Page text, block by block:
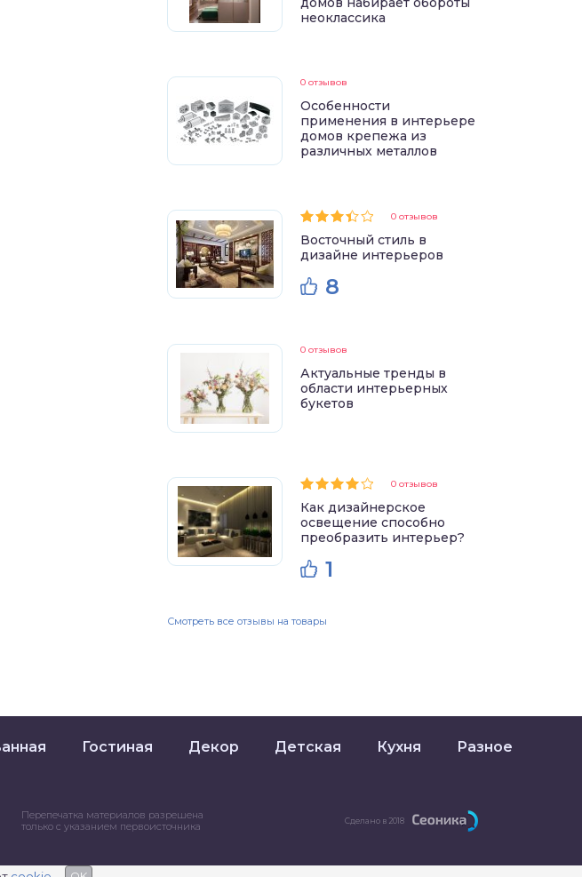
неоклассика
0 отзывов
Особенности
применения в интерьере
домов крепежа из
различных металлов
0 отзывов
Восточный стиль в
дизайне интерьеров
8
0 отзывов
Актуальные тренды в
области интерьерных
букетов
0 отзывов
Как дизайнерское
освещение способно
преобразить интерьер?
1
Смотреть все отзывы на товары
Гостиная Декор Детская Кухня Разное
Перепечатка материалов разрешена
только с указанием первоисточника
Сделано в 2018